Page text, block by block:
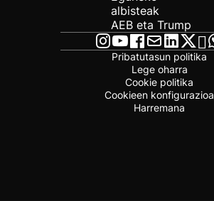
albisteak
AEB eta Trump
Pribatutasun politika
Lege oharra
Cookie politika
Cookieen konfigurazioa
Harremana